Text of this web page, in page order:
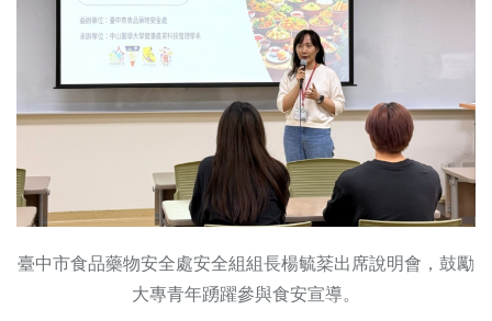
臺中市食品藥物安全處安全組組長楊毓棻出席說明會，鼓勵
大專青年踴躍參與食安宣導。